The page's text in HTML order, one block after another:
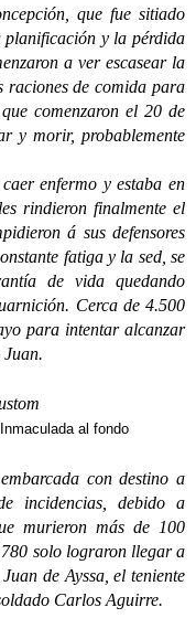
que fue sitiado
planificación y la pérdida
a ver escasear la
raciones de comida para
comenzaron el 20 de
y morir, probablemente
enfermo y estaba en
rindieron finalmente el
á sus defensores
fatiga y la sed, se
de vida quedando
Cerca de 4.500
para intentar alcanzar
al fondo
con destino a
incidencias, debido a
murieron más de 100
solo lograron llegar a
de Ayssa, el teniente
Carlos Aguirre.